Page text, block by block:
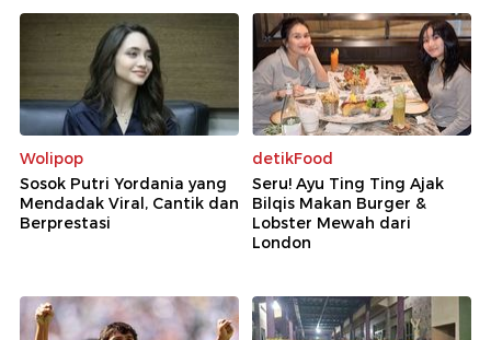
Wolipop
Sosok Putri Yordania yang
Mendadak Viral, Cantik dan
Berprestasi
detikFood
Seru! Ayu Ting Ting Ajak
Bilqis Makan Burger &
Lobster Mewah dari
London